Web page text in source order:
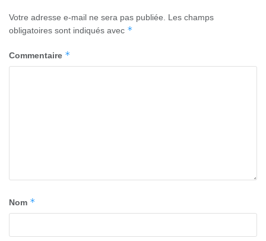
Votre adresse e-mail ne sera pas publiée. Les champs
obligatoires sont indiqués avec *
Commentaire *
Nom *